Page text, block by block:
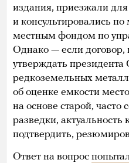
издания, приезжали
и консультировались
местным фондом по
Однако — если договор,
утверждать
редкоземельных
об оценке емкости
на основе старой, часто
разведки,
подтвердить,
Ответ на вопрос